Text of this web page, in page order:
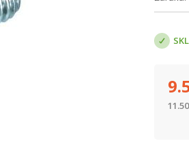
11.50